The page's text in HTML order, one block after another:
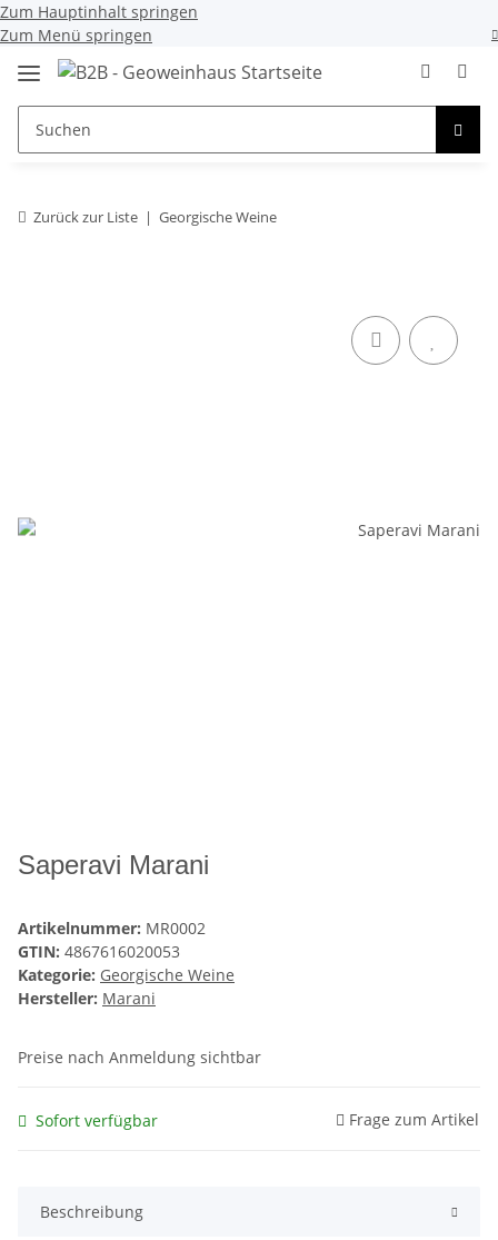
Zum Hauptinhalt springen
Zum Menü springen
Zurück zur Liste Georgische Weine
Saperavi Marani
Artikelnummer: MR0002
GTIN: 4867616020053
Kategorie: Georgische Weine
Hersteller: Marani
Preise nach Anmeldung sichtbar
Sofort verfügbar Frage zum Artikel
Beschreibung